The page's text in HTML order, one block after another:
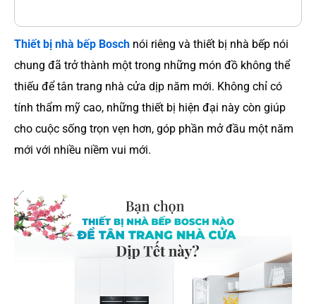
Thiết bị nhà bếp Bosch nói riêng và thiết bị nhà bếp nói
chung đã trở thành một trong những món đồ không thể
thiếu để tân trang nhà cửa dịp năm mới. Không chỉ có
tính thẩm mỹ cao, những thiết bị hiện đại này còn giúp
cho cuộc sống trọn vẹn hơn, góp phần mở đầu một năm
mới với nhiều niềm vui mới.